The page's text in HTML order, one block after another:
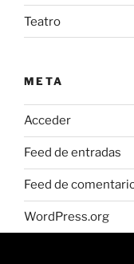
Teatro
META
Acceder
Feed de entradas
Feed de
WordPress.org